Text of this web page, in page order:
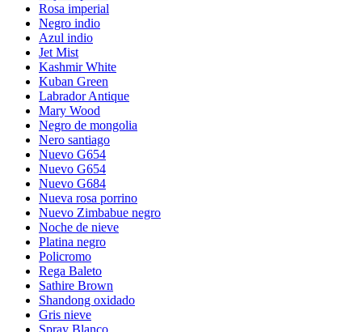
Rosa imperial
Negro indio
Azul indio
Jet Mist
Kashmir White
Kuban Green
Labrador Antique
Mary Wood
Negro de mongolia
Nero santiago
Nuevo G654
Nuevo G654
Nuevo G684
Nueva rosa porrino
Nuevo Zimbabue negro
Noche de nieve
Platina negro
Policromo
Rega Baleto
Sathire Brown
Shandong oxidado
Gris nieve
Spray Blanco